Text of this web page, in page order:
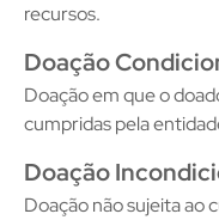
recursos.
Doação
Doação em que o
cumpridas pela
Doação
Doação não sujeita ao